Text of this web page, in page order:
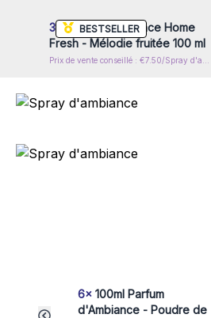
BESTSELLER
3x Spray d'ambiance Home
Fresh - Mélodie fruitée 100 ml
6x 100ml Parfum
d'Ambiance - Poudre de